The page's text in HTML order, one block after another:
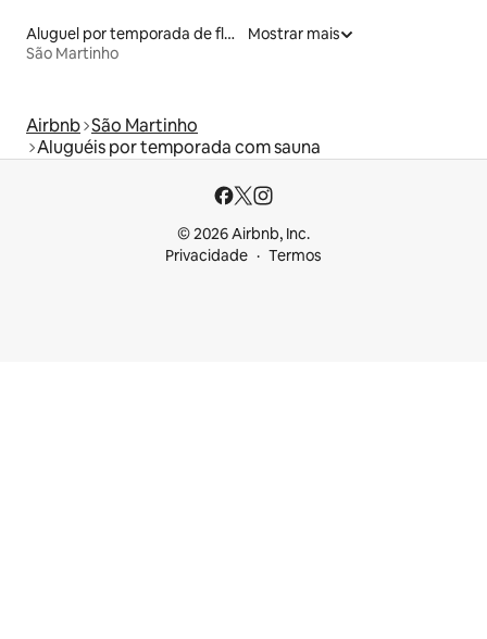
Aluguel por temporada de flats
São Martinho
Mostrar mais
Airbnb São Martinho
Aluguéis por temporada com sauna
© 2026 Airbnb, Inc.
Privacidade
Termos